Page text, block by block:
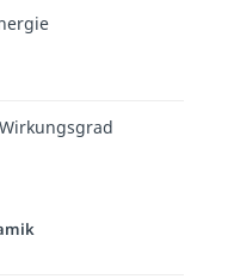
noch von der
definiert.